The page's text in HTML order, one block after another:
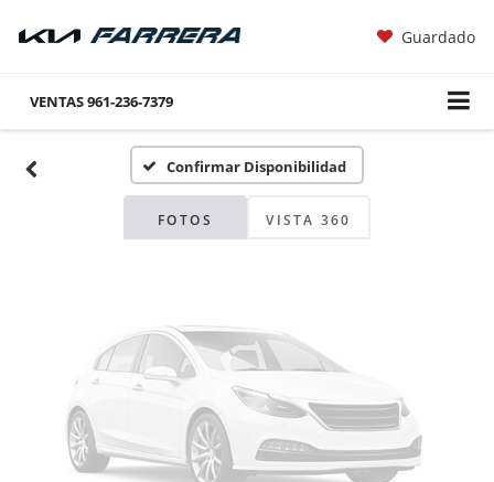
Guardado
VENTAS961-236-7379
Confirmar Disponibilidad
FOTOS VISTA 360
Fotos No
Disponibles
Por favor, revise luego